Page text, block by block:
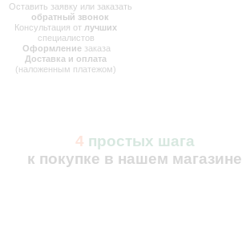
Оставить заявку или заказать
обратный звонок
Консультация от лучших
специалистов
Оформление заказа
Доставка и оплата
(наложенным платежом)
4 простых шага
к покупке в нашем магазине